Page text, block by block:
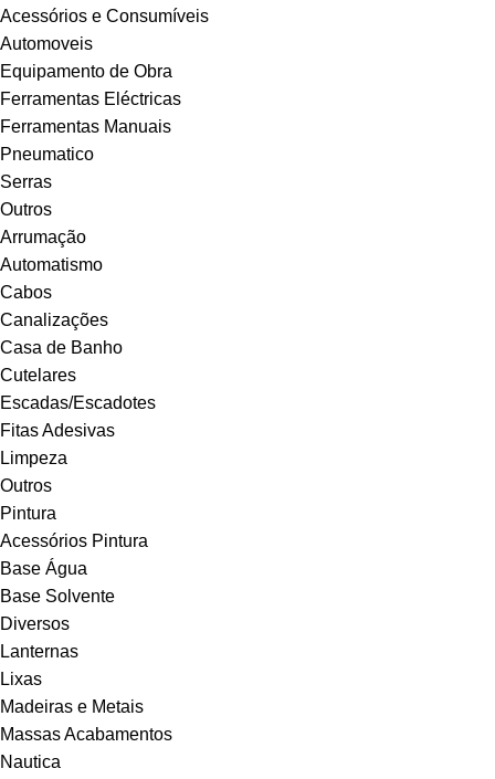
Acessórios e Consumíveis
Automoveis
Equipamento de Obra
Ferramentas Eléctricas
Ferramentas Manuais
Pneumatico
Serras
Outros
Arrumação
Automatismo
Cabos
Canalizações
Casa de Banho
Cutelares
Escadas/Escadotes
Fitas Adesivas
Limpeza
Outros
Pintura
Acessórios Pintura
Base Água
Base Solvente
Diversos
Lanternas
Lixas
Madeiras e Metais
Massas Acabamentos
Nautica